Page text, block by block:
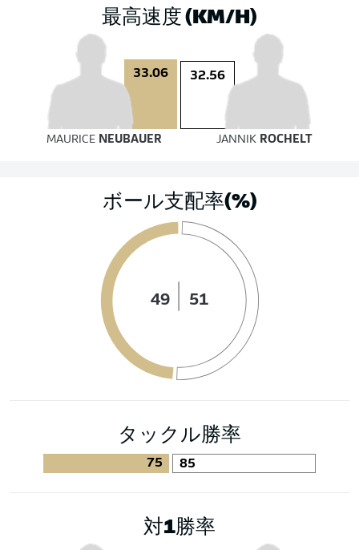
最高速度 (KM/H)
33.06 32.56
MAURICE NEUBAUER JANNIK ROCHELT
ボール支配率(%)
49 51
タックル勝率
75 85
対1勝率